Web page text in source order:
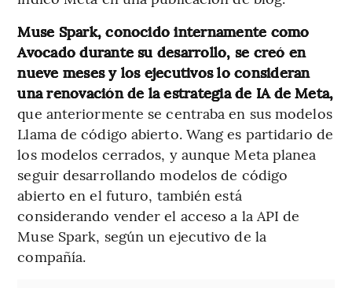
Muse Spark, conocido internamente como
Avocado durante su desarrollo, se creó en
nueve meses y los ejecutivos lo consideran
una renovación de la estrategia de IA de Meta,
que anteriormente se centraba en sus modelos
Llama de código abierto. Wang es partidario de
los modelos cerrados, y aunque Meta planea
seguir desarrollando modelos de código
abierto en el futuro, también está
considerando vender el acceso a la API de
Muse Spark, según un ejecutivo de la
compañía.